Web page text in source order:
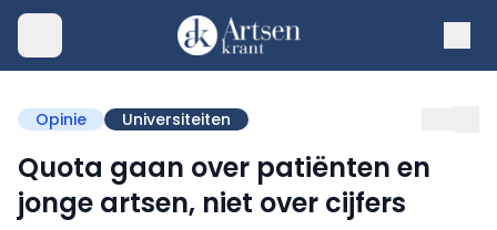
Opinie Universiteiten
Quota gaan over patiënten en
jonge artsen, niet over cijfers